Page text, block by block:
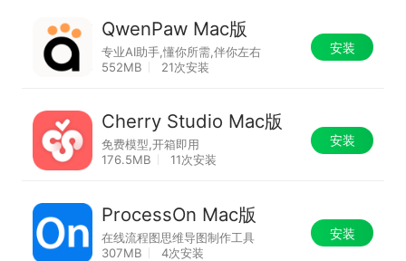
QwenPaw Mac版
专业AI助手,懂你所需,伴你左右
552MB
21次安装
安装
Cherry Studio Mac版
免费模型,开箱即用
176.5MB
11次安装
安装
ProcessOn Mac版
在线流程图思维导图制作工具
307MB
4次安装
安装